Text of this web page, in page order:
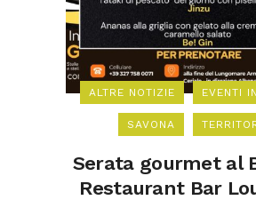
ALTRE NOTIZIE EVENTI
SAVONA
Serata gourmet al
Restaurant Bar